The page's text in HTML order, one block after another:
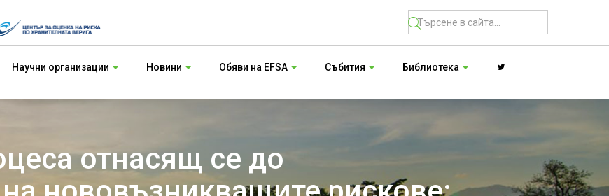
Научни организации Новини Обяви на EFSA Събития Библиотека
отнасящ се до